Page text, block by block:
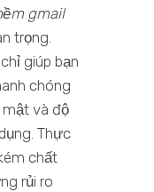
gmail
trọng.
giúp bạn
chóng
và độ
Thực
chất
rủi ro